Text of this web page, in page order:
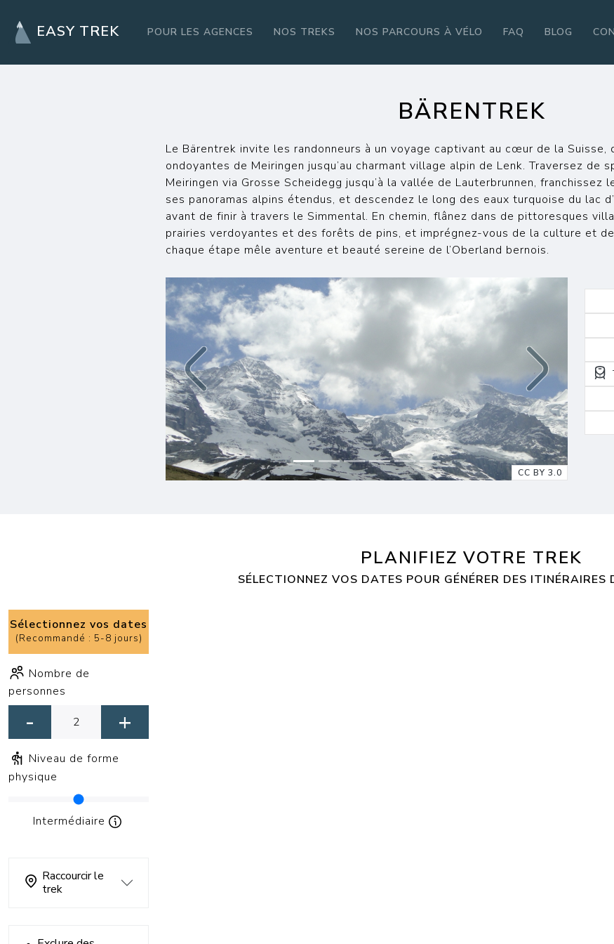
EASY TREK POUR LES AGENCES NOS TREKS NOS PARCOURS À VÉLO FAQ BLOG
BÄRENTREK
Le Bärentrek invite les randonneurs à un voyage captivant au cœur de la Suisse,
ondoyantes de Meiringen jusqu’au charmant village alpin de Lenk. Traversez de
Meiringen via Grosse Scheidegg jusqu’à la vallée de Lauterbrunnen, franchissez
ses panoramas alpins étendus, et descendez le long des eaux turquoise du lac
avant de finir à travers le Simmental. En chemin, flânez dans de pittoresques
prairies verdoyantes et des forêts de pins, et imprégnez-vous de la culture et
chaque étape mêle aventure et beauté sereine de l’Oberland bernois.
CC BY 3.0
Previous Next
PLANIFIEZ VOTRE TREK
SÉLECTIONNEZ VOS DATES POUR GÉNÉRER DES ITINÉRAIRES
Sélectionnez vos dates
(Recommandé : 5-8 jours)
Nombre de
personnes
- +
Niveau de forme
physique
Intermédiaire
Raccourcir le
trek